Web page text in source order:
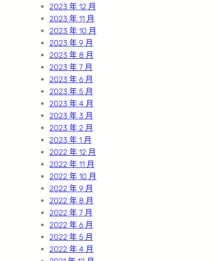
2023 年 12 月
2023 年 11 月
2023 年 10 月
2023 年 9 月
2023 年 8 月
2023 年 7 月
2023 年 6 月
2023 年 5 月
2023 年 4 月
2023 年 3 月
2023 年 2 月
2023 年 1 月
2022 年 12 月
2022 年 11 月
2022 年 10 月
2022 年 9 月
2022 年 8 月
2022 年 7 月
2022 年 6 月
2022 年 5 月
2022 年 4 月